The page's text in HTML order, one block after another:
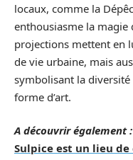
locaux, comme la
enthousiasme la magie
projections mettent en
de vie urbaine, mais
symbolisant la
forme d’art.
A découvrir également :
Sulpice est un lieu